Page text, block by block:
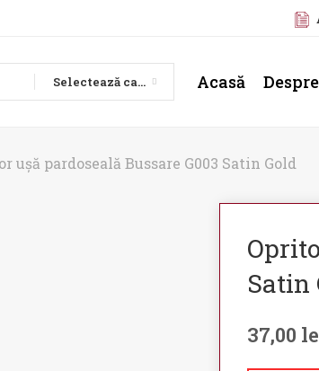
Selectează categoria Acasă
ușă pardoseală Bussare G003 Satin Gold
Satin
37,00